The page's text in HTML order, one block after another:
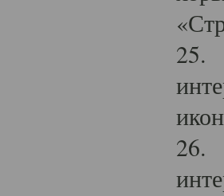
25.
26.